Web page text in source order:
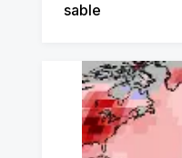
sable